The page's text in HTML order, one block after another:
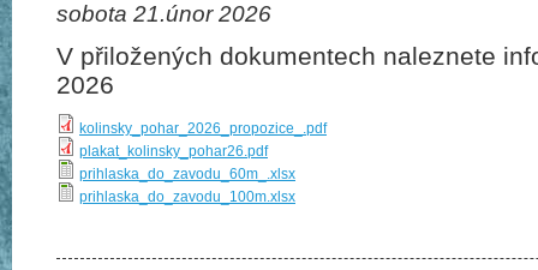
sobota 21.únor 2026
V přiložených dokumentech naleznete
2026
kolinsky_pohar_2026_propozice_.pdf
plakat_kolinsky_pohar26.pdf
prihlaska_do_zavodu_60m_.xlsx
prihlaska_do_zavodu_100m.xlsx